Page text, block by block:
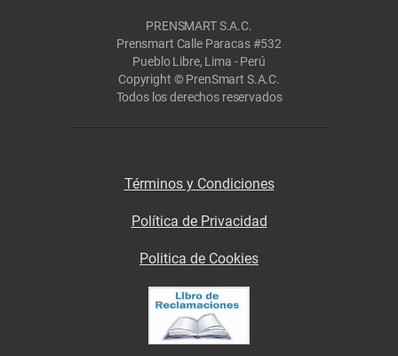
PRENSMART S.A.C.
Prensmart Calle Paracas #532
Pueblo Libre, Lima - Perú
Copyright © PrenSmart S.A.C.
Todos los derechos reservados
Términos y Condiciones
Política de Privacidad
Politica de Cookies